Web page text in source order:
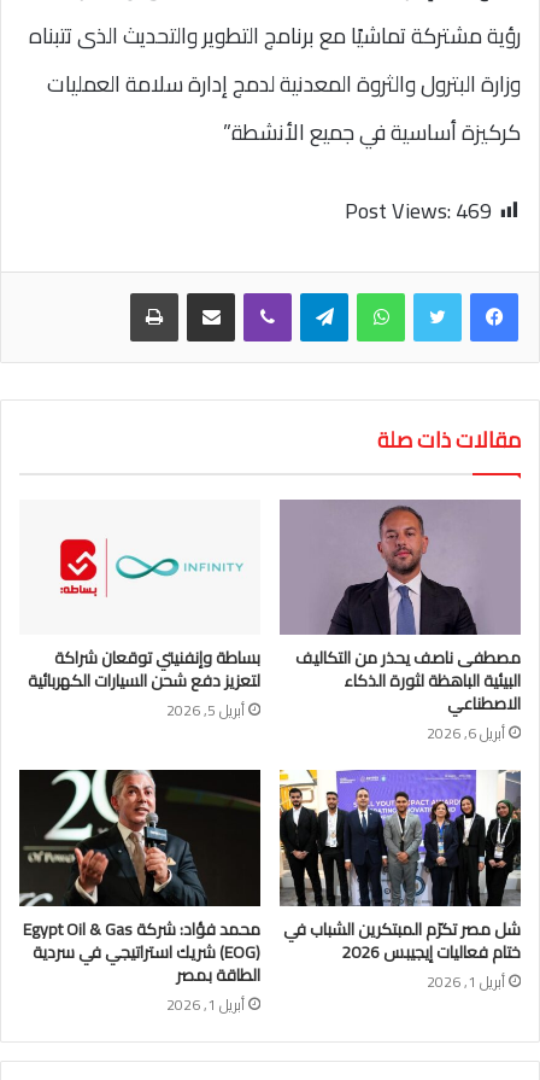
رؤية مشتركة تماشيًا مع برنامج التطوير والتحديث الذى تتبناه
وزارة البترول والثروة المعدنية لدمج إدارة سلامة العمليات
كركيزة أساسية في جميع الأنشطة.”
Post Views:469
واتساب تيلقرام
مقالات ذات صلة
مصطفى ناصف يحذر من التكاليف
البيئية الباهظة لثورة الذكاء
الاصطناعي
أبريل 6, 2026
بساطة وإنفنيتي توقعان شراكة
لتعزيز دفع شحن السيارات الكهربائية
أبريل 5, 2026
شل مصر تكرّم المبتكرين الشباب في
ختام فعاليات إيجيبس 2026
أبريل 1, 2026
محمد فؤاد: شركة Egypt Oil & Gas
(EOG) شريك استراتيجي في سردية
الطاقة بمصر
أبريل 1, 2026